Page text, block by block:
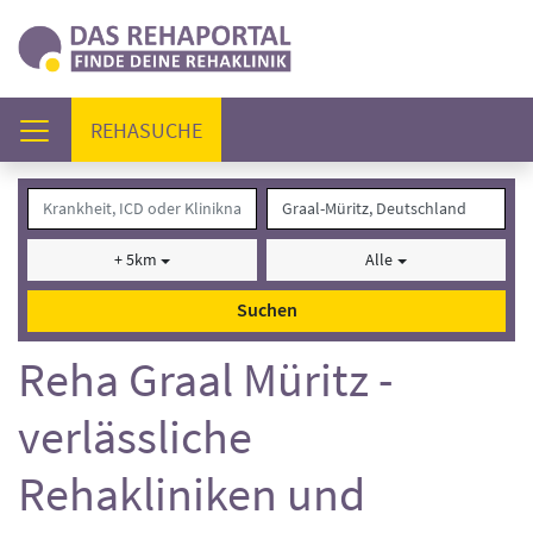
REHASUCHE(AKTUELL)
+ 5km Alle
Suchen
Reha Graal Müritz -
verlässliche
Rehakliniken und